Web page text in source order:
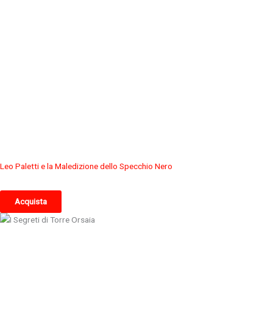
Leo Paletti e la Maledizione dello Specchio Nero
Acquista